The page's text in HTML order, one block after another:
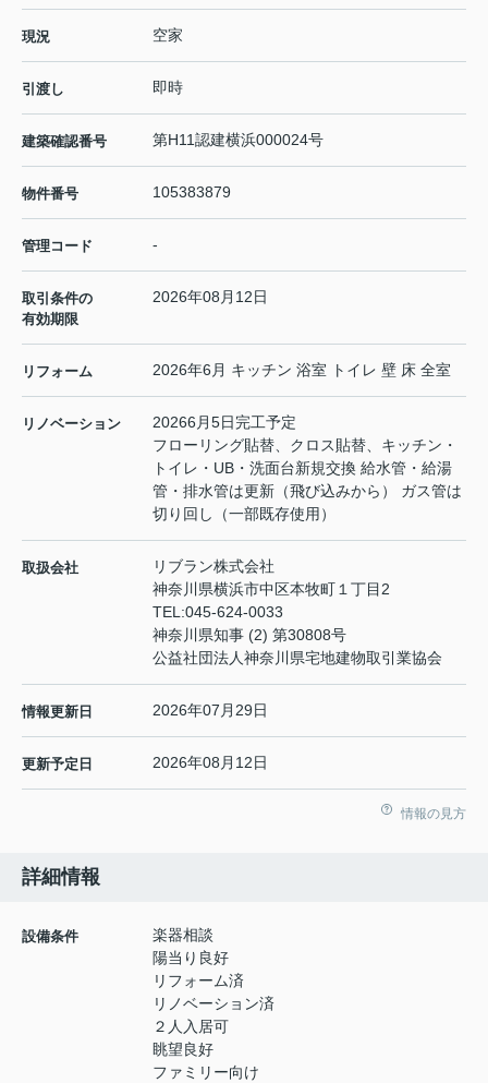
現況 空家
引渡し 即時
建築確認番号 第H11認建横浜000024号
物件番号 105383879
管理コード -
取引条件の
有効期限
2026年08月12日
リフォーム 2026年6月 キッチン 浴室 トイレ 壁 床 全室
リノベーション
20266月5日完工予定
フローリング貼替、クロス貼替、キッチン・
トイレ・UB・洗面台新規交換 給水管・給湯
管・排水管は更新（飛び込みから） ガス管は
切り回し（一部既存使用）
取扱会社
リブラン株式会社
神奈川県横浜市中区本牧町１丁目2
TEL:045-624-0033
神奈川県知事 (2) 第30808号
公益社団法人神奈川県宅地建物取引業協会
情報更新日 2026年07月29日
更新予定日 2026年08月12日
情報の見方
詳細情報
設備条件
楽器相談
陽当り良好
リフォーム済
リノベーション済
２人入居可
眺望良好
ファミリー向け